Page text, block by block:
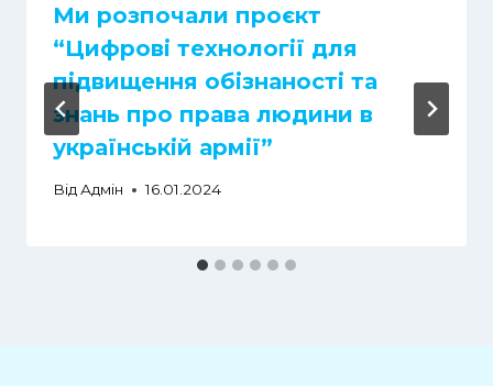
Ми розпочали проєкт
“Цифрові технології для
підвищення обізнаності та
знань про права людини в
українській армії”
Від Адмін 16.01.2024